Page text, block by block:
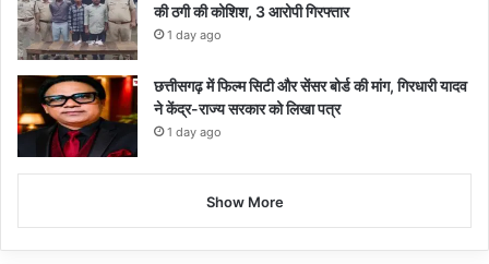
की ठगी की कोशिश, 3 आरोपी गिरफ्तार
1 day ago
छत्तीसगढ़ में फिल्म सिटी और सेंसर बोर्ड की मांग, गिरधारी यादव
ने केंद्र-राज्य सरकार को लिखा पत्र
1 day ago
Show More